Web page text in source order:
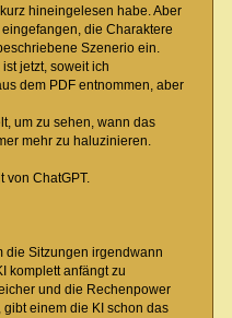
Skriptorium. „Ich suche die
aus den Schatten zwischen
Füßen. Doch wirst du sie
und vor dir fallen plötzlich
unter der Stadt: „Der
Sei gewarnt, Sucherin."
um Rahven zu helfen.
noch genauer, bevor du gehst.
dich vor möglichen Angriffen
hineingelesen habe. Aber
die Charaktere
Szenerio ein.
jetzt, soweit ich
dem PDF entnommen, aber
um zu sehen, wann das
mehr zu haluzinieren.
von ChatGPT.
die Sitzungen irgendwann
komplett anfängt zu
und die Rechenpower
einem die KI schon das